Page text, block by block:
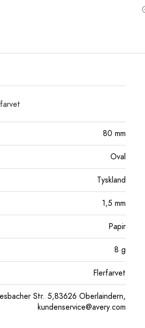
80 mm
Oval
Tyskland
1,5 mm
Papir
8 g
Flerfarvet
Str. 5,83626 Oberlaindern,
kundenservice@avery.com